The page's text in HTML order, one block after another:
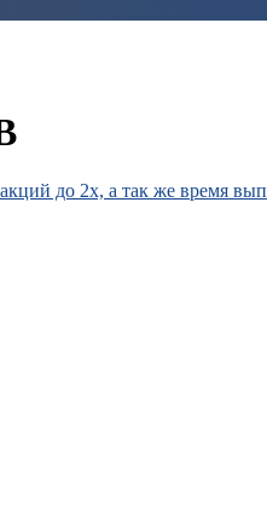
до 2х, а так же время